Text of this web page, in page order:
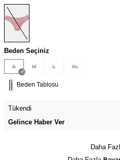
Beden Seçiniz
S M L XL
Beden Tablosu
Tükendi
Gelince Haber Ver
Daha